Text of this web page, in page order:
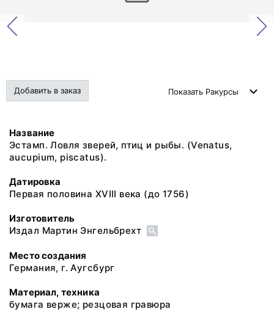
Добавить в заказ Показать Ракурсы
Название
Эстамп. Ловля зверей, птиц и рыбы. (Venatus,
aucupium, piscatus).
Датировка
Первая половина XVIII века (до 1756)
Изготовитель
Издал Мартин Энгельбрехт
Место создания
Германия, г. Аугсбург
Материал, техника
бумага верже; резцовая гравюра